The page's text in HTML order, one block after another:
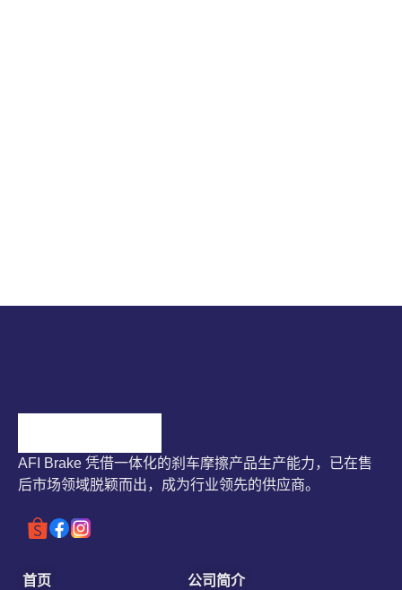
AFI Brake 凭借一体化的刹车摩擦产品生产能力，已在售
后市场领域脱颖而出，成为行业领先的供应商。
首页 公司简介